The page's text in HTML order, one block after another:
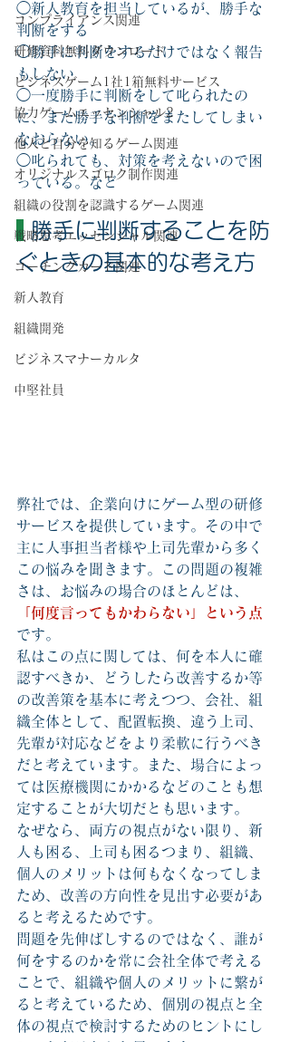
コンプライアンス関連
研修資料無料ダウンロード
ビジネスゲーム1社1箱無料サービス
協力ゲームエッセンシャル2
他人と自分を知るゲーム関連
オリジナルスゴロク制作関連
組織の役割を認識するゲーム関連
戦略思考エッセンシャル関連
コーチングカード関連
新人教育
組織開発
ビジネスマナーカルタ
中堅社員
◯新人教育を担当しているが、勝手な
判断をする
◯勝手に判断をするだけではなく報告
もしない
◯一度勝手に判断をして叱られたの
に、また勝手な判断をまたしてしまい
なおらない。
◯叱られても、対策を考えないので困
っている。など
勝手に判断することを防
ぐときの基本的な考え方
弊社では、企業向けにゲーム型の研修
サービスを提供しています。その中で
主に人事担当者様や上司先輩から多く
この悩みを聞きます。この問題の複雑
さは、お悩みの場合のほとんどは、
「何度言ってもかわらない」という点
です。
私はこの点に関しては、何を本人に確
認すべきか、どうしたら改善するか等
の改善策を基本に考えつつ、会社、組
織全体として、配置転換、違う上司、
先輩が対応などをより柔軟に行うべき
だと考えています。また、場合によっ
ては医療機関にかかるなどのことも想
定することが大切だとも思います。
なぜなら、両方の視点がない限り、新
人も困る、上司も困るつまり、組織、
個人のメリットは何もなくなってしま
ため、改善の方向性を見出す必要があ
ると考えるためです。
問題を先伸ばしするのではなく、誰が
何をするのかを常に会社全体で考える
ことで、組織や個人のメリットに繋が
ると考えているため、個別の視点と全
体の視点で検討するためのヒントにし